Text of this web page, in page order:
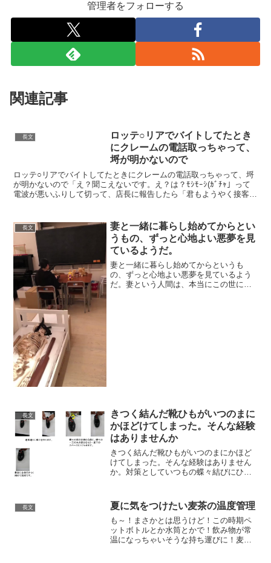
管理者をフォローする
関連記事
長文
ロッテ○リアでバイトしてたとき
にクレームの電話取っちゃって、
埒が明かないので
ロッテ○リアでバイトしてたときにクレームの電話取っちゃって、埒
が明かないので「え？聞こえないです。え？は？ﾓｼﾓｰｼ(ｶﾞﾁｬ」って
電波が悪いふりして切って、店長に報告したら「君もようやく接客業
長文
妻と一緒に暮らし始めてからとい
うもの、ずっと心地よい悪夢を見
ているようだ。
妻と一緒に暮らし始めてからというも
の、ずっと心地よい悪夢を見ているよう
だ。妻という人間は、本当にこの世に存
長文
きつく結んだ靴ひもがいつのまに
かほどけてしまった。そんな経験
はありませんか
きつく結んだ靴ひもがいつのまにかほど
けてしまった。そんな経験はありません
か。対策としていつもの蝶々結びにひと
災害時、運動靴等で長距離を移動すると
きはもちろん、いつもの靴...
長文 夏に気をつけたい麦茶の温度管理
も～！まさかとは思うけど！この時期ペ
ットボトルとか水筒とかで！飲み物が常
温になっちゃいそうな持ち運びに！麦茶